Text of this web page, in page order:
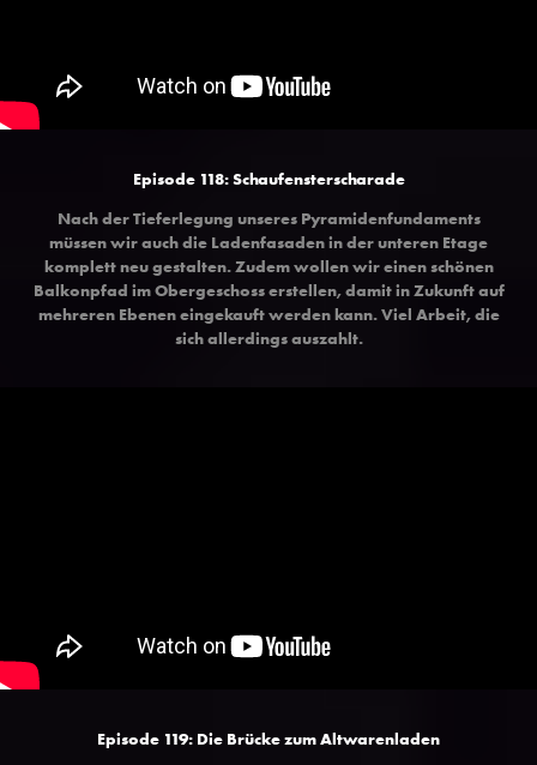
Episode 118: Schaufensterscharade
Nach der Tieferlegung unseres Pyramidenfundaments
müssen wir auch die Ladenfasaden in der unteren Etage
komplett neu gestalten. Zudem wollen wir einen schönen
Balkonpfad im Obergeschoss erstellen, damit in Zukunft auf
mehreren Ebenen eingekauft werden kann. Viel Arbeit, die
sich allerdings auszahlt.
Episode 119: Die Brücke zum Altwarenladen